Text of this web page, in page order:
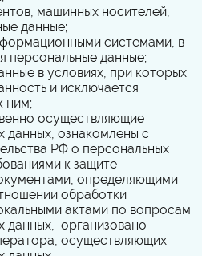
машинных носителей,
данные;
системами, в
персональные данные;
в условиях, при которых
и исключается
ним;
осуществляющие
данных, ознакомлены с
РФ о персональных
к защите
определяющими
обработки
актами по вопросам
данных, организовано
осуществляющих